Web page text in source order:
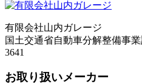
有限会社山内ガレージ
国土交通省自動車分解整備事
3641
お取り扱いメーカー